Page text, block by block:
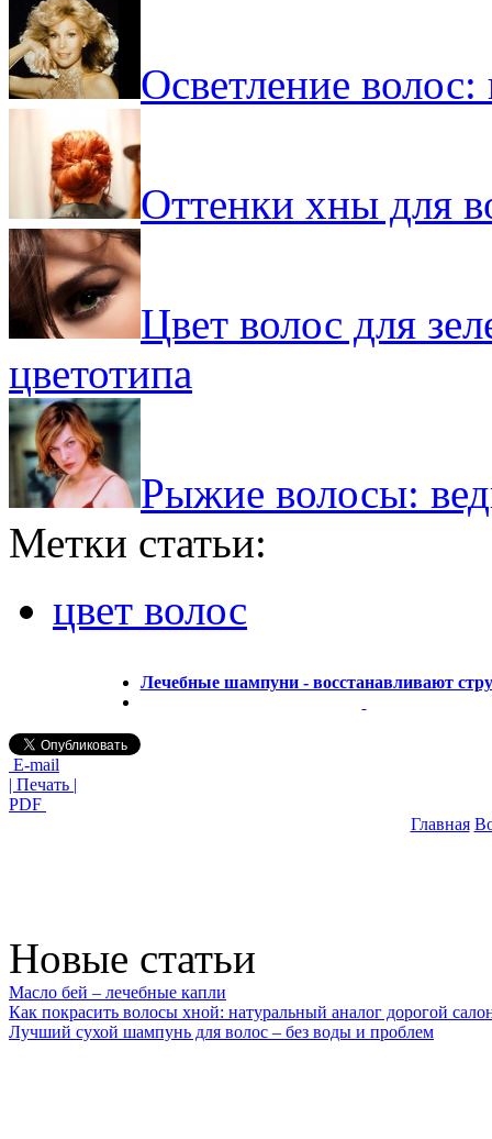
Осветление волос:
Оттенки хны для
Цвет волос для
цветотипа
Рыжие волосы:
Метки статьи:
цвет волос
Лечебные шампуни - восстанавливают
E-mail
| Печать |
PDF
Главная
Новые статьи
Масло бей – лечебные капли
Как покрасить волосы хной: натуральный аналог дорогой
Лучший сухой шампунь для волос – без воды и проблем